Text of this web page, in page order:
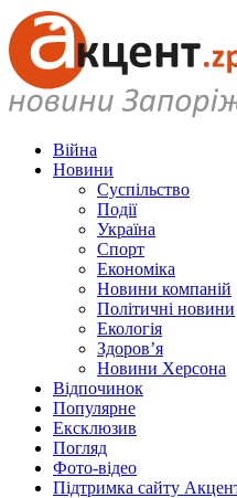
Війна
Новини
Суспільство
Події
Україна
Спорт
Економіка
Новини компаній
Політичні новини
Екологія
Здоров’я
Новини Херсона
Відпочинок
Популярне
Ексклюзив
Погляд
Фото-відео
Підтримка сайту